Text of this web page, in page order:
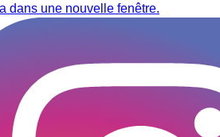
dans une nouvelle fenêtre.